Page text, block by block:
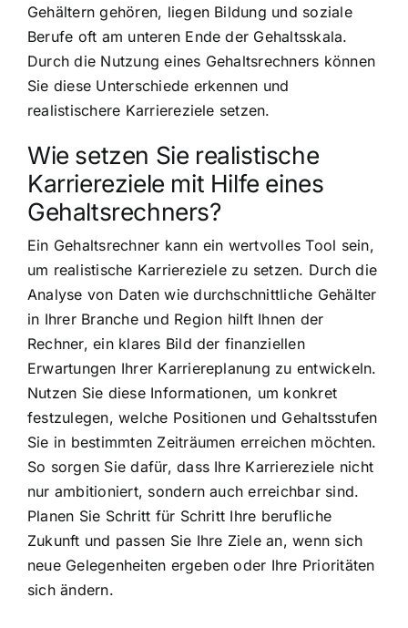
Gehältern gehören, liegen Bildung und soziale
Berufe oft am unteren Ende der Gehaltsskala.
Durch die Nutzung eines Gehaltsrechners können
Sie diese Unterschiede erkennen und
realistischere Karriereziele setzen.
Wie setzen Sie realistische
Karriereziele mit Hilfe eines
Gehaltsrechners?
Ein Gehaltsrechner kann ein wertvolles Tool sein,
um realistische Karriereziele zu setzen. Durch die
Analyse von Daten wie durchschnittliche Gehälter
in Ihrer Branche und Region hilft Ihnen der
Rechner, ein klares Bild der finanziellen
Erwartungen Ihrer Karriereplanung zu entwickeln.
Nutzen Sie diese Informationen, um konkret
festzulegen, welche Positionen und Gehaltsstufen
Sie in bestimmten Zeiträumen erreichen möchten.
So sorgen Sie dafür, dass Ihre Karriereziele nicht
nur ambitioniert, sondern auch erreichbar sind.
Planen Sie Schritt für Schritt Ihre berufliche
Zukunft und passen Sie Ihre Ziele an, wenn sich
neue Gelegenheiten ergeben oder Ihre Prioritäten
sich ändern.